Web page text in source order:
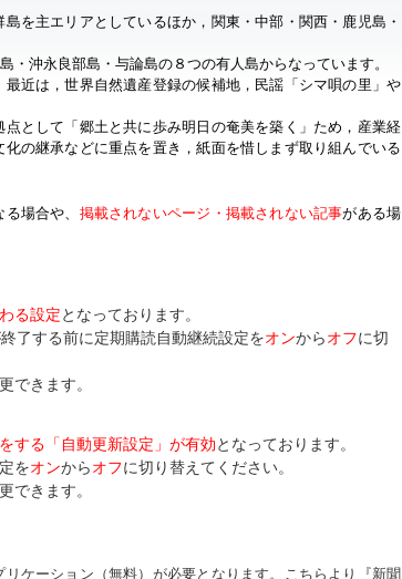
を主エリアとしているほか，関東・中部・関西・鹿児島・
沖永良部島・与論島の８つの有人島からなっています。
近は，世界自然遺産登録の候補地，民謡「シマ唄の里」や
として「郷土と共に歩み明日の奄美を築く」ため，産業経
の継承などに重点を置き，紙面を惜しまず取り組んでいる
場合や、 掲載されないページ・掲載されない記事がある場
る設定となっております。
了する前に定期購読自動継続設定をオンからオフに切
できます。
する「自動更新設定」が有効となっております。
をオンからオフに切り替えてください。
できます。
ケーション（無料）が必要となります。 こちらより『新聞